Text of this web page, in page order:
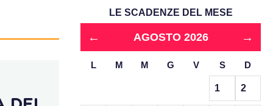
LE SCADENZE DEL MESE
← AGOSTO 2026 →
L M M G V S D
1 2